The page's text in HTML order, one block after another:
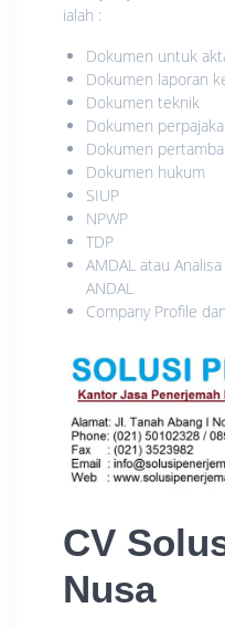
ialah :
Dokumen untuk
Dokumen laporan
Dokumen teknik
Dokumen
Dokumen
Dokumen hukum
SIUP
NPWP
TDP
AMDAL atau
ANDAL
Company Profile
CV
Nusa